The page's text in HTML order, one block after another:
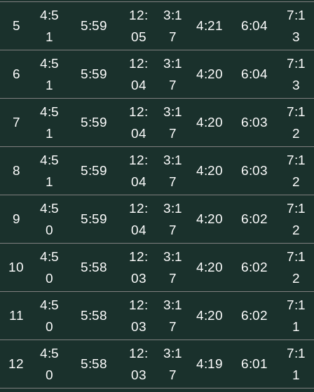
5
4:5
1
5:59
12:
05
3:1
7
4:21 6:04
7:1
3
6
4:5
1
5:59
12:
04
3:1
7
4:20 6:04
7:1
3
7
4:5
1
5:59
12:
04
3:1
7
4:20 6:03
7:1
2
8
4:5
1
5:59
12:
04
3:1
7
4:20 6:03
7:1
2
9
4:5
0
5:59
12:
04
3:1
7
4:20 6:02
7:1
2
10
4:5
0
5:58
12:
03
3:1
7
4:20 6:02
7:1
2
11
4:5
0
5:58
12:
03
3:1
7
4:20 6:02
7:1
1
12
4:5
0
5:58
12:
03
3:1
7
4:19 6:01
7:1
1